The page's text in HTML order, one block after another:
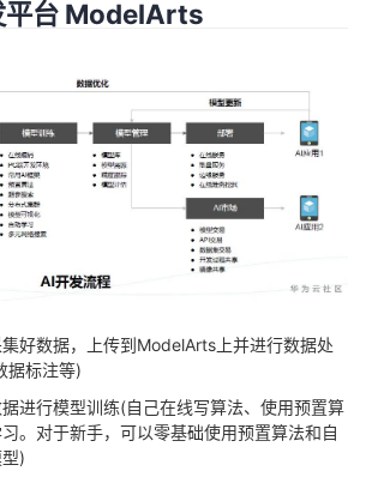
平台 ModelArts
好数据，上传到ModelArts上并进行数据处
据标注等)
进行模型训练(自己在线写算法、使用预置算
。对于新手，可以零基础使用预置算法和自
)